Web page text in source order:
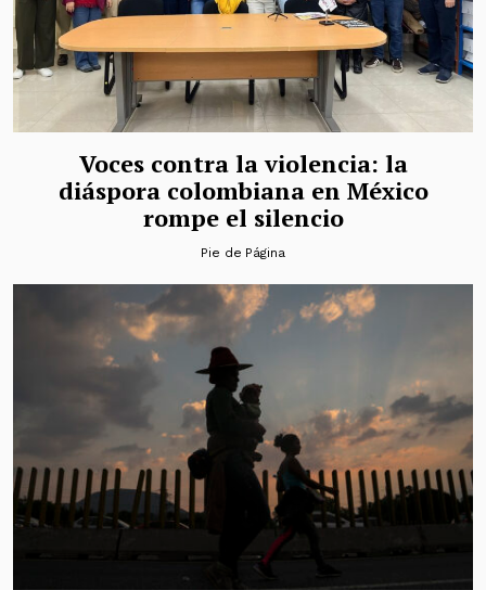
Voces contra la violencia: la
diáspora colombiana en México
rompe el silencio
Pie de Página